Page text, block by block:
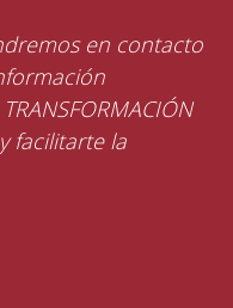
en contacto
facilitarte la